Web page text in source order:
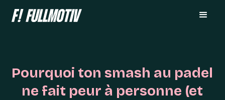
Pourquoi ton smash au padel
ne fait peur à personne (et